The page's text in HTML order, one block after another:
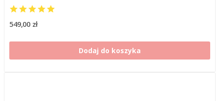
549,00 zł
Dodaj do koszyka